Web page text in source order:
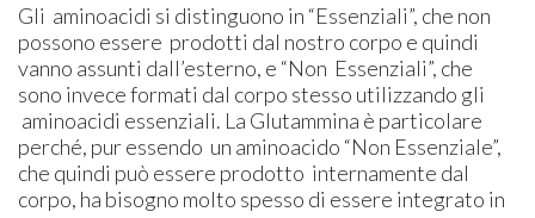
Gli aminoacidi si distinguono in “Essenziali”, che non
possono essere prodotti dal nostro corpo e quindi
vanno assunti dall’esterno, e “Non Essenziali”, che
sono invece formati dal corpo stesso utilizzando gli
aminoacidi essenziali. La Glutammina è particolare
perché, pur essendo un aminoacido “Non Essenziale”,
che quindi può essere prodotto internamente dal
corpo, ha bisogno molto spesso di essere integrato in